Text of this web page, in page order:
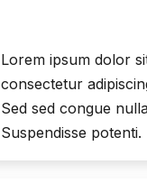
Lorem ipsum dolor
consectetur
Sed sed congue
Suspendisse potenti.